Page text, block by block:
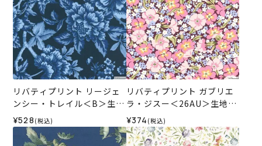
リバティプリント リージェ
ンシー・トレイル＜B＞生地
（リバティ・ファブリック
ス）2026SS
¥528 (税込)
リバティプリント ガブリエ
ラ・ジスー＜26AU＞生地
（リバティ・ファブリック
ス）2026SS
¥374 (税込)